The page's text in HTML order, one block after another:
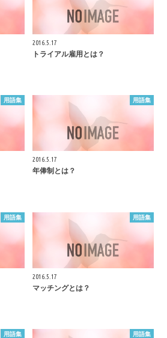
2016.5.17
トライアル雇用とは？
用語集 用語集
2016.5.17
年俸制とは？
用語集 用語集
2016.5.17
マッチングとは？
用語集 用語集